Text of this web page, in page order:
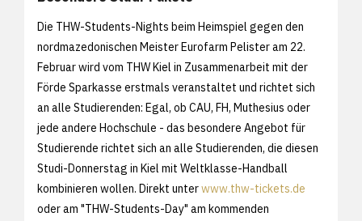
Die THW-Students-Nights beim Heimspiel gegen den
nordmazedonischen Meister Eurofarm Pelister am 22.
Februar wird vom THW Kiel in Zusammenarbeit mit der
Förde Sparkasse erstmals veranstaltet und richtet sich
an alle Studierenden: Egal, ob CAU, FH, Muthesius oder
jede andere Hochschule - das besondere Angebot für
Studierende richtet sich an alle Studierenden, die diesen
Studi-Donnerstag in Kiel mit Weltklasse-Handball
kombinieren wollen. Direkt unterwww.thw-tickets.de
oder am "THW-Students-Day" am kommenden